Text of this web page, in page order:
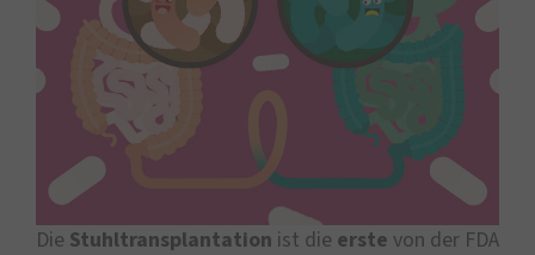
Die Stuhltransplantation ist die erste von der FDA